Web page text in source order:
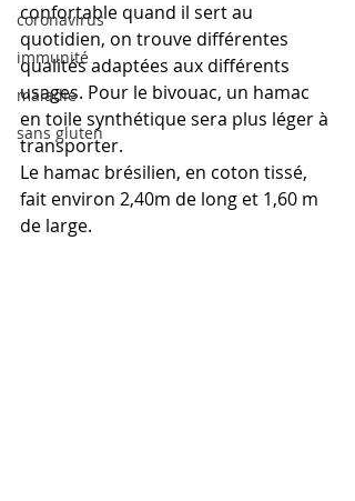
coronavirus
immunité
maladie
sans gluten
confortable quand il sert au
quotidien, on trouve différentes
qualités adaptées aux différents
usages. Pour le bivouac, un hamac
en toile synthétique sera plus léger à
transporter.
Le hamac brésilien, en coton tissé,
fait environ 2,40m de long et 1,60 m
de large.